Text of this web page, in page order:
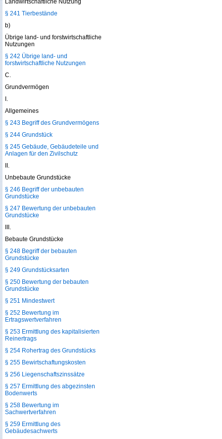
Landwirtschaftliche Nutzung
§ 241 Tierbestände
b)
Übrige land- und forstwirtschaftliche
Nutzungen
§ 242 Übrige land- und
forstwirtschaftliche Nutzungen
C.
Grundvermögen
I.
Allgemeines
§ 243 Begriff des Grundvermögens
§ 244 Grundstück
§ 245 Gebäude, Gebäudeteile und
Anlagen für den Zivilschutz
II.
Unbebaute Grundstücke
§ 246 Begriff der unbebauten
Grundstücke
§ 247 Bewertung der unbebauten
Grundstücke
III.
Bebaute Grundstücke
§ 248 Begriff der bebauten
Grundstücke
§ 249 Grundstücksarten
§ 250 Bewertung der bebauten
Grundstücke
§ 251 Mindestwert
§ 252 Bewertung im
Ertragswertverfahren
§ 253 Ermittlung des kapitalisierten
Reinertrags
§ 254 Rohertrag des Grundstücks
§ 255 Bewirtschaftungskosten
§ 256 Liegenschaftszinssätze
§ 257 Ermittlung des abgezinsten
Bodenwerts
§ 258 Bewertung im
Sachwertverfahren
§ 259 Ermittlung des
Gebäudesachwerts